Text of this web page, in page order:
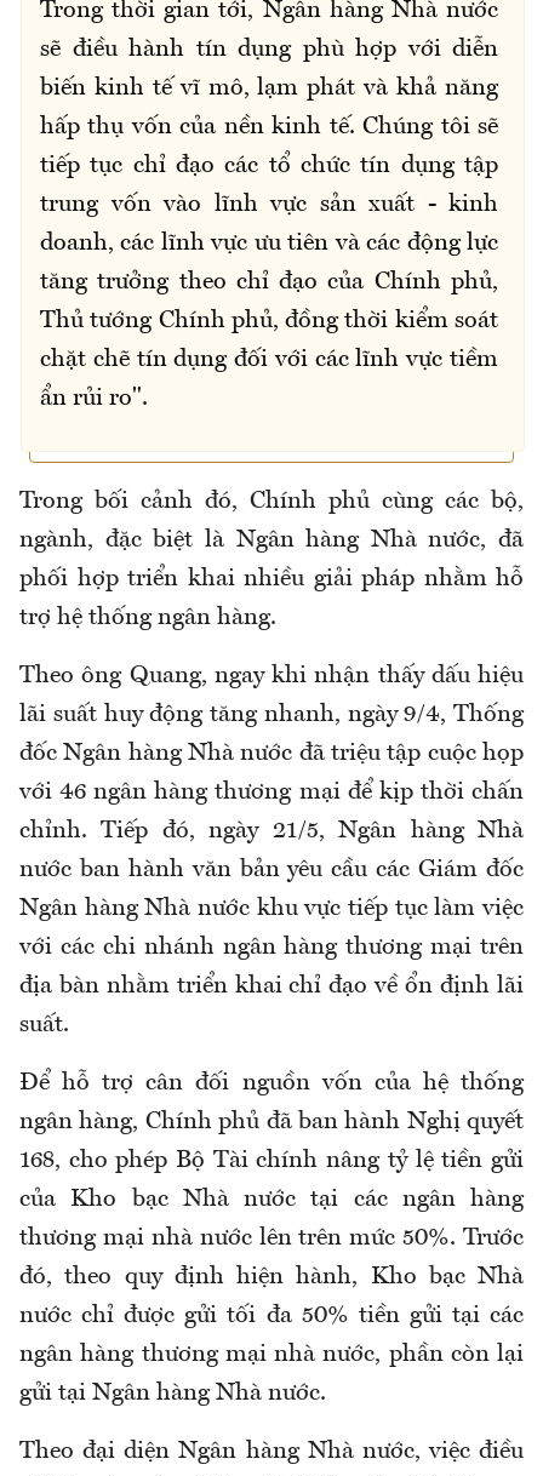
Trong thời gian tới, Ngân hàng Nhà nước
sẽ điều hành tín dụng phù hợp với diễn
biến kinh tế vĩ mô, lạm phát và khả năng
hấp thụ vốn của nền kinh tế. Chúng tôi sẽ
tiếp tục chỉ đạo các tổ chức tín dụng tập
trung vốn vào lĩnh vực sản xuất - kinh
doanh, các lĩnh vực ưu tiên và các động lực
tăng trưởng theo chỉ đạo của Chính phủ,
Thủ tướng Chính phủ, đồng thời kiểm soát
chặt chẽ tín dụng đối với các lĩnh vực tiềm
ẩn rủi ro".
Trong bối cảnh đó, Chính phủ cùng các bộ,
ngành, đặc biệt là Ngân hàng Nhà nước, đã
phối hợp triển khai nhiều giải pháp nhằm hỗ
trợ hệ thống ngân hàng.
Theo ông Quang, ngay khi nhận thấy dấu hiệu
lãi suất huy động tăng nhanh, ngày 9/4, Thống
đốc Ngân hàng Nhà nước đã triệu tập cuộc họp
với 46 ngân hàng thương mại để kịp thời chấn
chỉnh. Tiếp đó, ngày 21/5, Ngân hàng Nhà
nước ban hành văn bản yêu cầu các Giám đốc
Ngân hàng Nhà nước khu vực tiếp tục làm việc
với các chi nhánh ngân hàng thương mại trên
địa bàn nhằm triển khai chỉ đạo về ổn định lãi
suất.
Để hỗ trợ cân đối nguồn vốn của hệ thống
ngân hàng, Chính phủ đã ban hành Nghị quyết
168, cho phép Bộ Tài chính nâng tỷ lệ tiền gửi
của Kho bạc Nhà nước tại các ngân hàng
thương mại nhà nước lên trên mức 50%. Trước
đó, theo quy định hiện hành, Kho bạc Nhà
nước chỉ được gửi tối đa 50% tiền gửi tại các
ngân hàng thương mại nhà nước, phần còn lại
gửi tại Ngân hàng Nhà nước.
Theo đại diện Ngân hàng Nhà nước, việc điều